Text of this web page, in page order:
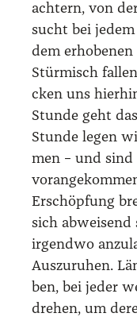
ach­tern, von
sucht bei
dem
Stür­misch
cken uns
Stun­de geht
Stun­de legen
men – und
Erschöp­fung
sich abwei­send
irgend­wo
Aus­zu­ru­hen.
ben, bei jeder
dre­hen, um